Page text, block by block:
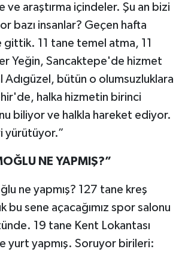
ve araştırma içindeler. Şu an bizi
bazı insanlar? Geçen hafta
11 tane temel atma, 11
Yeğin, Sancaktepe'de hizmet
Adıgüzel, bütün o olumsuzluklara
halka hizmetin birinci
biliyor ve halkla hareket ediyor.
yürütüyor.”
NE YAPMIŞ?”
ne yapmış? 127 tane kreş
bu sene açacağımız spor salonu
19 tane Kent Lokantası
yurt yapmış. Soruyor birileri: